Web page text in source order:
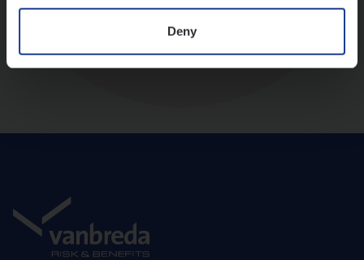
Deny